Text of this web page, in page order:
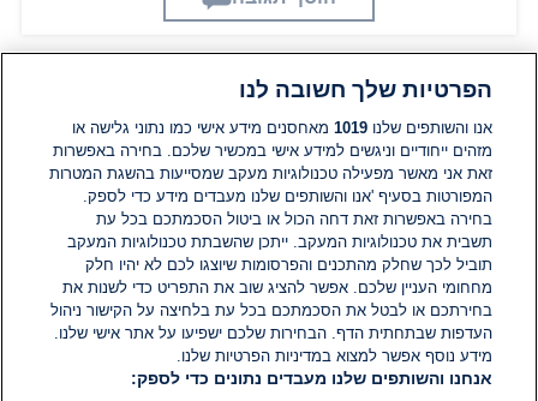
תגובות
אין עדיין תגובות. היה הראשון להגיב
הוסף תגובה
הפרטיות שלך חשובה לנו
אנו והשותפים שלנו1019 מאחסנים מידע אישי כמו נתוני גלישה או
מזהים ייחודיים וניגשים למידע אישי במכשיר שלכם. בחירה באפשרות
זאת אני מאשר מפעילה טכנולוגיות מעקב שמסייעות בהשגת המטרות
המפורטות בסעיף 'אנו והשותפים שלנו מעבדים מידע כדי לספק.
בחירה באפשרות זאת דחה הכול או ביטול הסכמתכם בכל עת
תשבית את טכנולוגיות המעקב. ייתכן שהשבתת טכנולוגיות המעקב
תוביל לכך שחלק מהתכנים והפרסומות שיוצגו לכם לא יהיו חלק
מחחומי העניין שלכם. אפשר להציג שוב את התפריט כדי לשנות את
בחירתכם או לבטל את הסכמתכם בכל עת בלחיצה על הקישור ניהול
העדפות שבתחתית הדף. הבחירות שלכם ישפיעו על אתר אישי שלנו.
מידע נוסף אפשר למצוא במדיניות הפרטיות שלנו.
אנחנו והשותפים שלנו מעבדים נתונים כדי לספק: